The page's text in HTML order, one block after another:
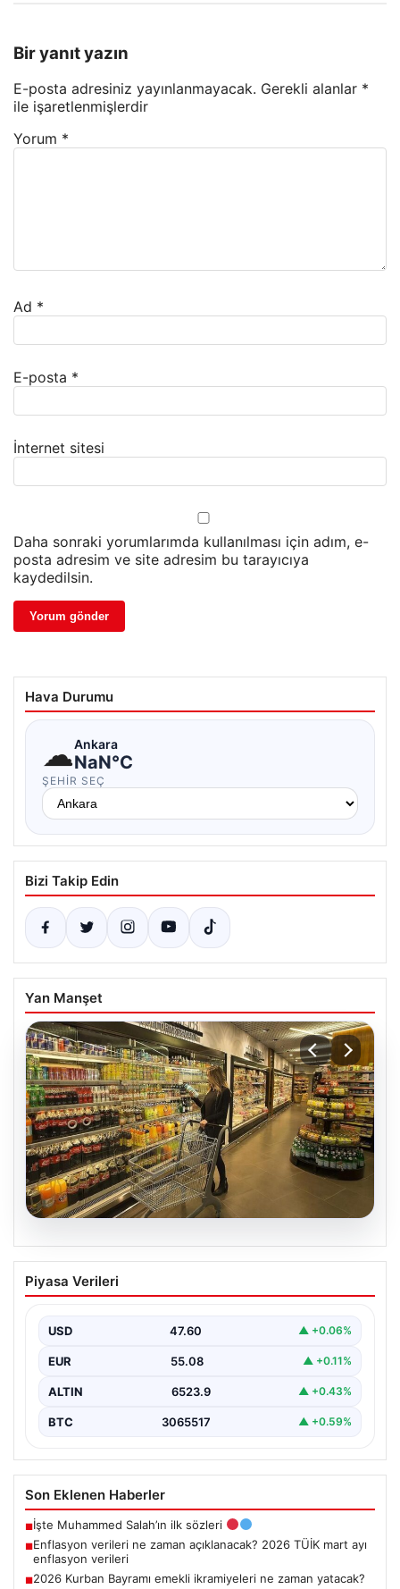
Bir yanıt yazın
E-posta adresiniz yayınlanmayacak. Gerekli alanlar *
ile işaretlenmişlerdir
Yorum *
Ad *
E-posta *
İnternet sitesi
Daha sonraki yorumlarımda kullanılması için adım, e-
posta adresim ve site adresim bu tarayıcıya
kaydedilsin.
Hava Durumu
☁Ankara
NaN°C
ŞEHIR SEÇ
Bizi Takip Edin
Yan Manşet
Enflasyon verileri ne zaman
açıklanacak? 2026 TÜİK mart ayı
Piyasa Verileri
USD 47.60 ▲ +0.06%
EUR 55.08 ▲ +0.11%
ALTIN 6523.9 ▲ +0.43%
BTC 3065517 ▲ +0.59%
Son Eklenen Haberler
■İşte Muhammed Salah’ın ilk sözleri
■Enflasyon verileri ne zaman açıklanacak? 2026 TÜİK mart ayı
enflasyon verileri
■2026 Kurban Bayramı emekli ikramiyeleri ne zaman yatacak?